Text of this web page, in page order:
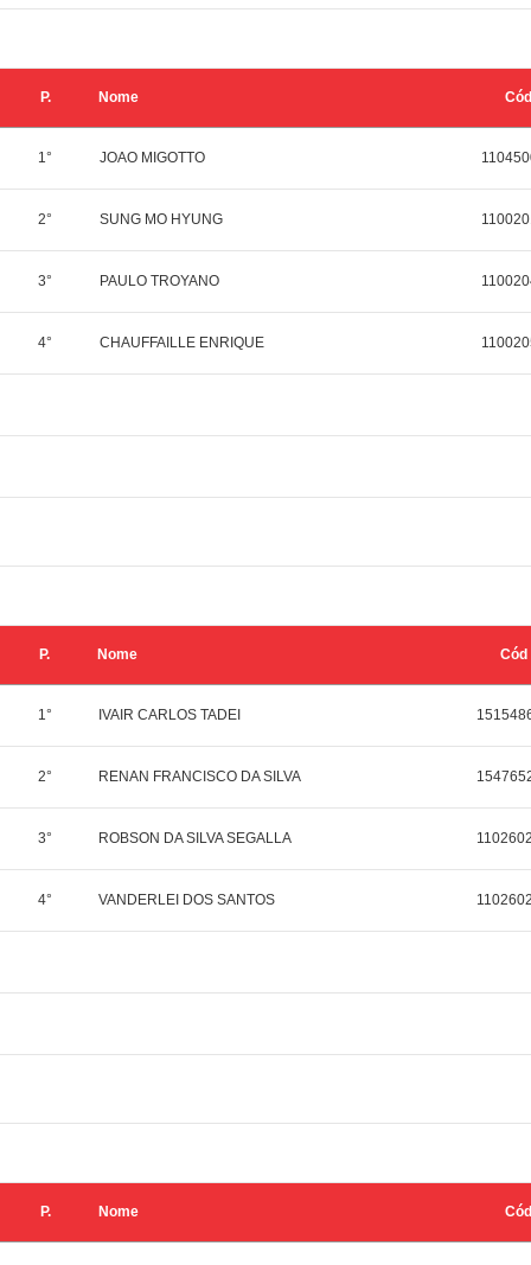
P. Nome Cód
1° JOAO MIGOTTO
2° SUNG MO HYUNG
3° PAULO TROYANO
4° CHAUFFAILLE ENRIQUE
P. Nome Cód
1° IVAIR CARLOS TADEI
2° RENAN FRANCISCO DA SILVA
3° ROBSON DA SILVA SEGALLA
4° VANDERLEI DOS SANTOS
P. Nome Cód